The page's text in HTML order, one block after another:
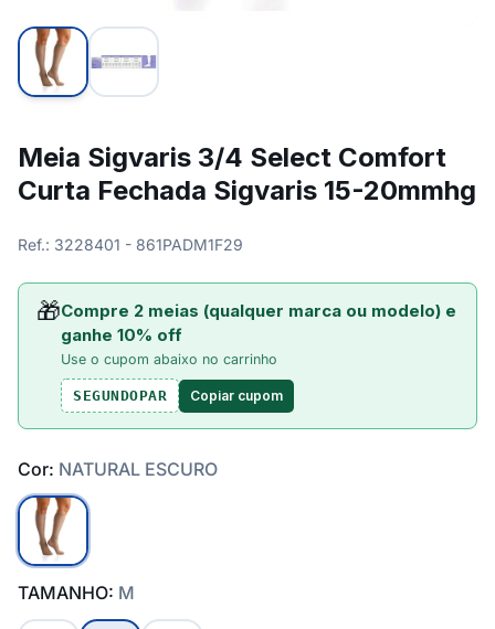
Meia Sigvaris 3/4 Select Comfort
Curta Fechada Sigvaris 15-20mmhg
Ref.: 3228401 - 861PADM1F29
🎁Compre 2 meias (qualquer marca ou modelo) e
ganhe 10% off
Use o cupom abaixo no carrinho
SEGUNDOPAR Copiar cupom
Cor: NATURAL ESCURO
TAMANHO: M